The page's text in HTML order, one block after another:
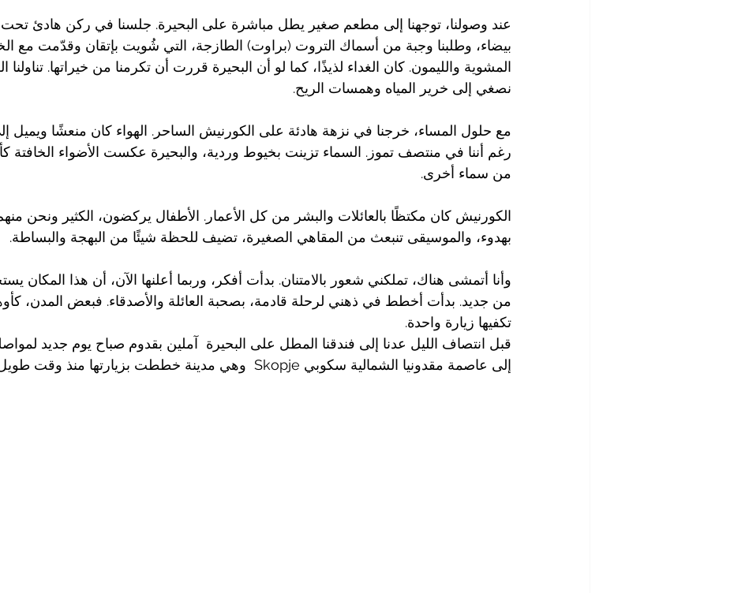
عند وصولنا، توجهنا إلى مطعم صغير يطل مباشرة على البحيرة. جلسنا في ركن هادئ
بيضاء، وطلبنا وجبة من أسماك التروت (براوت) الطازجة، التي شُويت بإتقان وقدّمت مع
المشوية والليمون. كان الغداء لذيذًا، كما لو أن البحيرة قررت أن تكرمنا من خيراتها.
نصغي إلى خرير المياه وهمسات الريح.
مع حلول المساء، خرجنا في نزهة هادئة على الكورنيش الساحر. الهواء كان منعشًا ويميل
رغم أننا في منتصف تموز. السماء تزينت بخيوط وردية، والبحيرة عكست الأضواء الخافتة
من سماء أخرى.
الكورنيش كان مكتظًا بالعائلات والبشر من كل الأعمار. الأطفال يركضون، الكثير ونحن
بهدوء، والموسيقى تنبعث من المقاهي الصغيرة، تضيف للحظة شيئًا من البهجة والبساطة.
وأنا أتمشى هناك، تملكني شعور بالامتنان. بدأت أفكر، وربما أعلنها الآن، أن هذا المكان
من جديد. بدأت أخطط في ذهني لرحلة قادمة، بصحبة العائلة والأصدقاء. فبعض المدن،
تكفيها زيارة واحدة.
قبل انتصاف الليل عدنا إلى فندقنا المطل على البحيرة  آملين بقدوم صباح يوم جديد
إلى عاصمة مقدونيا الشمالية سكوبي Skopje  وهي مدينة خططت بزيارتها منذ وقت طويل .